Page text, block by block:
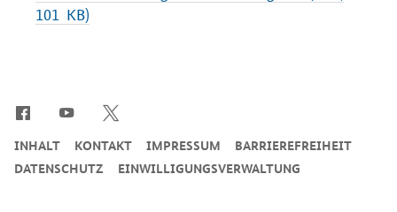
101 KB)
INHALT KONTAKT IMPRESSUM
BARRIEREFREIHEIT
DATENSCHUTZ
EINWILLIGUNGSVERWALTUNG